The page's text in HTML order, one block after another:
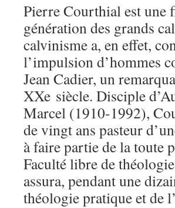
Pierre Courthial est une
génération des grands
calvinisme a, en effet,
l’impulsion d’hommes
Jean Cadier, un
XXe siècle. Disciple
Marcel (1910-1992),
de vingt ans pasteur
à faire partie de la toute
Faculté libre de
assura, pendant une
théologie pratique et de